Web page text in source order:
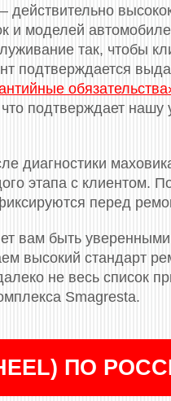
и моделей
так, чтобы
подтверждается
подтверждает нашу
диагностики
этапа с клиентом.
перед
вам быть уверенными
высокий стандарт
не весь список
Smagresta.
ПО